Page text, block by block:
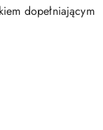
dopełniającym